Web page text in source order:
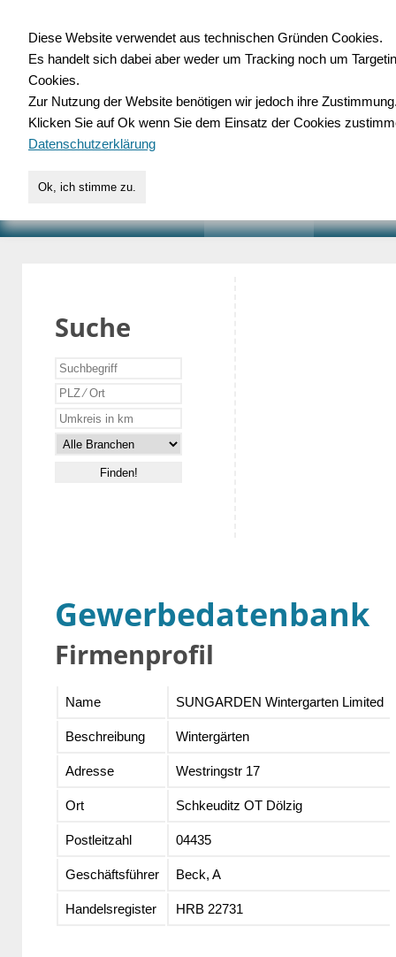
für Handwerk,
Suche
Gewerbedatenbank
Firmenprofil
Name SUNGARDEN Wintergarten Limited
Beschreibung Wintergärten
Adresse Westringstr 17
Ort Schkeuditz OT Dölzig
Postleitzahl 04435
Geschäftsführer Beck, A
Handelsregister HRB 22731
Diese Website verwendet aus technischen Gründen Cookies.
Es handelt sich dabei aber weder um Tracking noch um
Cookies.
Zur Nutzung der Website benötigen wir jedoch ihre
Klicken Sie auf Ok wenn Sie dem Einsatz der Cookies
Datenschutzerklärung
Ok, ich stimme zu.